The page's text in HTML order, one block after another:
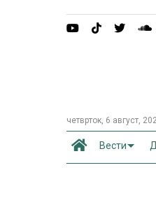
четврток, 6 август,
Вести